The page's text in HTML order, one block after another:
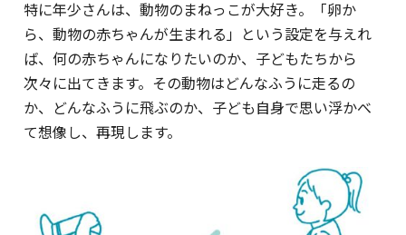
特に年少さんは、動物のまねっこが大好き。「卵か
ら、動物の赤ちゃんが生まれる」という設定を与えれ
ば、何の赤ちゃんになりたいのか、子どもたちから
次々に出てきます。その動物はどんなふうに走るの
か、どんなふうに飛ぶのか、子ども自身で思い浮かべ
て想像し、再現します。